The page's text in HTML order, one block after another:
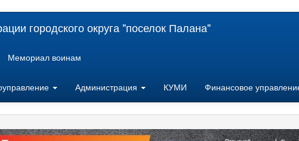
городского округа "поселок Палана"
Мемориал воинам
Администрация КУМИ Финансовое